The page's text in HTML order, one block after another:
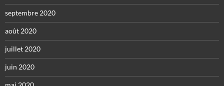
septembre 2020
août 2020
juillet 2020
juin 2020